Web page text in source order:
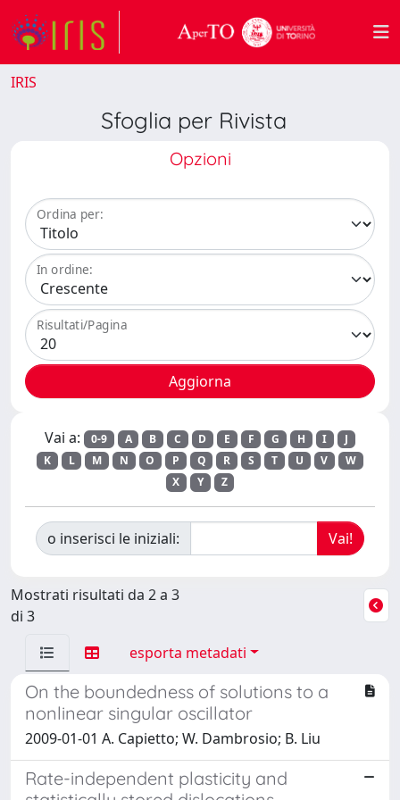
IRIS
Sfoglia per Rivista
Opzioni
Ordina per:
In ordine:
Risultati/Pagina
Vai a: 0-9 A B C D E F G H I
J
K
L M N O P Q R S T U V
W
X
Y Z
o inserisci le iniziali:
Mostrati risultati da 2 a 3
di 3
esporta metadati
On the boundedness of solutions to a
nonlinear singular oscillator
2009-01-01 A. Capietto; W. Dambrosio; B. Liu
Rate-independent plasticity and